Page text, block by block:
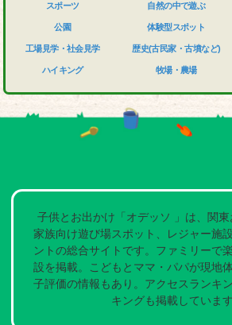
スポーツ
公園
工場見学・社会見学
ハイキング
自然の中で遊ぶ
体験型スポット
歴史(古民家・古墳など)
牧場・農場
子供とお出かけ「オデッソ 」は、関
家族向け遊び場スポット、レジャー施
ントの総合サイトです。ファミリーで
設を掲載。こどもとママ・パパが現地
子評価の情報もあり。アクセスランキ
キングも掲載しています